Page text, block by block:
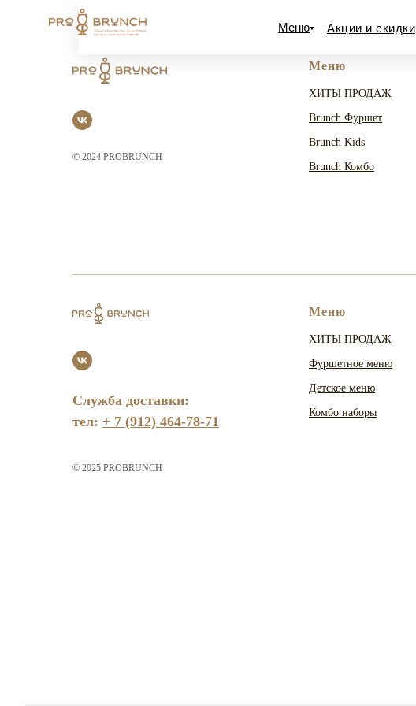
Меню Акции и скидки
© 2024 PROBRUNCH
Меню
ХИТЫ ПРОДАЖ
Brunch Фуршет
Brunch Kids
Brunch Комбо
Служба доставки:
тел: + 7 (912) 464-78-71
© 2025 PROBRUNCH
Меню
ХИТЫ ПРОДАЖ
Фуршетное меню
Детское меню
Комбо наборы